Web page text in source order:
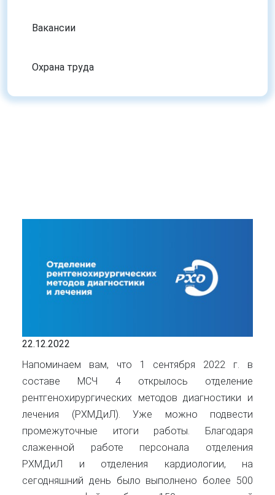
Вакансии
Охрана труда
22.12.2022
Напоминаем вам, что 1 сентября 2022 г. в
составе МСЧ 4 открылось отделение
рентгенохирургических методов диагностики и
лечения (РХМДиЛ). Уже можно подвести
промежуточные итоги работы. Благодаря
слаженной работе персонала отделения
РХМДиЛ и отделения кардиологии, на
сегодняшний день было выполнено более 500